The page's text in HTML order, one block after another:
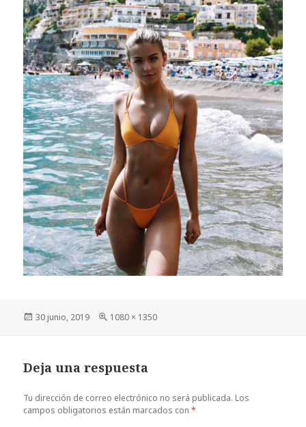
Publicado
30 junio, 2019
Tamaño
1080 × 1350
Deja una respuesta
Tu dirección de correo electrónico no será publicada. Los
campos obligatorios están marcados con*